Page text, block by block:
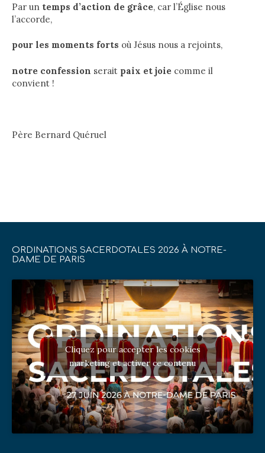
Par un temps d’action de grâce, car l’Église nous
l’accorde,
pour les moments forts où Jésus nous a rejoints,
notre confession serait paix et joie comme il
convient !
Père Bernard Quéruel
ORDINATIONS SACERDOTALES 2026 À NOTRE-
DAME DE PARIS
Cliquez pour accepter les cookies
marketing et activer ce contenu